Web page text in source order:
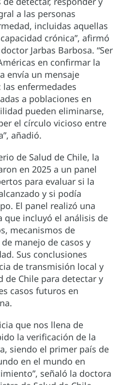
a las personas
incluidas aquellas
crónica”, afirmó
Jarbas Barbosa. “Ser
en confirmar la
envía un mensaje
enfermedades
a poblaciones en
pueden eliminarse,
el círculo vicioso entre
añadió.
de Salud de Chile, la
en 2025 a un panel
para evaluar si la
y si podía
El panel realizó una
que incluyó el análisis de
mecanismos de
manejo de casos y
Sus conclusiones
de transmisión local y
de Chile para detectar y
casos futuros en
que nos llena de
la verificación de la
siendo el primer país de
en el mundo en
señaló la doctora